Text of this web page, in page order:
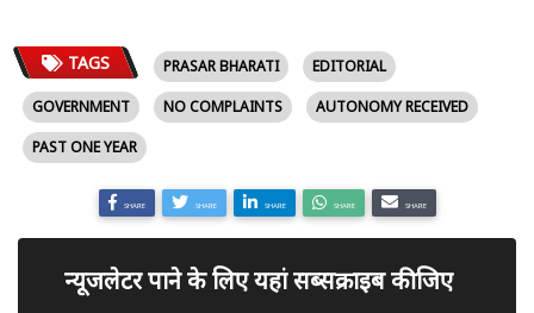
TAGS PRASAR BHARATI
EDITORIAL
GOVERNMENT
NO COMPLAINTS
AUTONOMY RECEIVED
PAST ONE YEAR
SHARE SHARE SHARE SHARE SHARE
न्यूजलेटर पाने के लिए यहां सब्सक्राइब कीजिए